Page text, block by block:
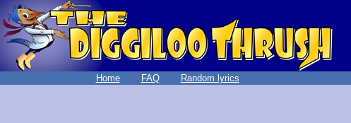
Home FAQ Random lyrics